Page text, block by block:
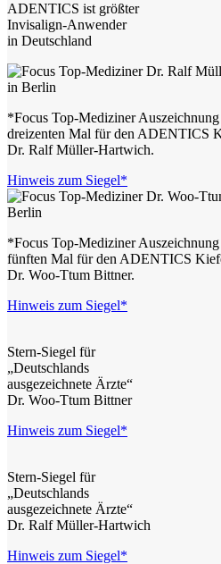
ADENTICS ist größter
Invisalign-Anwender
in Deutschland
*Focus Top-Mediziner
dreizenten Mal für den ADENTICS
Dr. Ralf Müller-Hartwich.
Hinweis zum Siegel*
*Focus Top-Mediziner
fünften Mal für den ADENTICS
Dr. Woo-Ttum Bittner.
Hinweis zum Siegel*
Stern-Siegel für
„Deutschlands
ausgezeichnete Ärzte“
Dr. Woo-Ttum Bittner
Hinweis zum Siegel*
Stern-Siegel für
„Deutschlands
ausgezeichnete Ärzte“
Dr. Ralf Müller-Hartwich
Hinweis zum Siegel*